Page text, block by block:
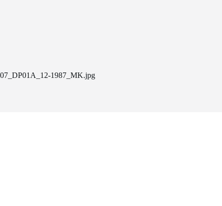
07_DP01A_12-1987_MK.jpg